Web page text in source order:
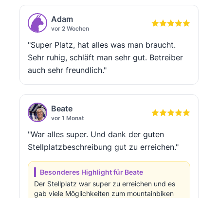
Adam
vor 2 Wochen
"Super Platz, hat alles was man braucht.
Sehr ruhig, schläft man sehr gut. Betreiber
auch sehr freundlich."
Beate
vor 1 Monat
"War alles super. Und dank der guten
Stellplatzbeschreibung gut zu erreichen."
Besonderes Highlight für Beate
Der Stellplatz war super zu erreichen und es
gab viele Möglichkeiten zum mountainbiken